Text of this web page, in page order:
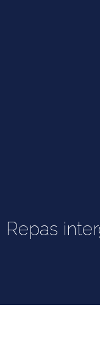
Repas